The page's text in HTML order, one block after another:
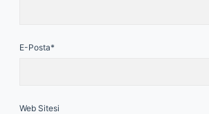
E-Posta*
Web Sitesi